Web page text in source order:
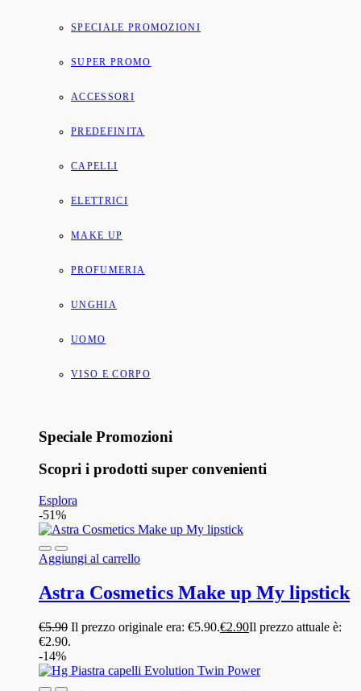
SPECIALE PROMOZIONI
SUPER PROMO
ACCESSORI
PREDEFINITA
CAPELLI
ELETTRICI
MAKE UP
PROFUMERIA
UNGHIA
UOMO
VISO E CORPO
Speciale Promozioni
Scopri i prodotti super convenienti
Esplora
-51%
Aggiungi al carrello
Astra Cosmetics Make up My lipstick
€5.90 Il prezzo originale era: €5.90.€2.90Il prezzo attuale è:
€2.90.
-14%